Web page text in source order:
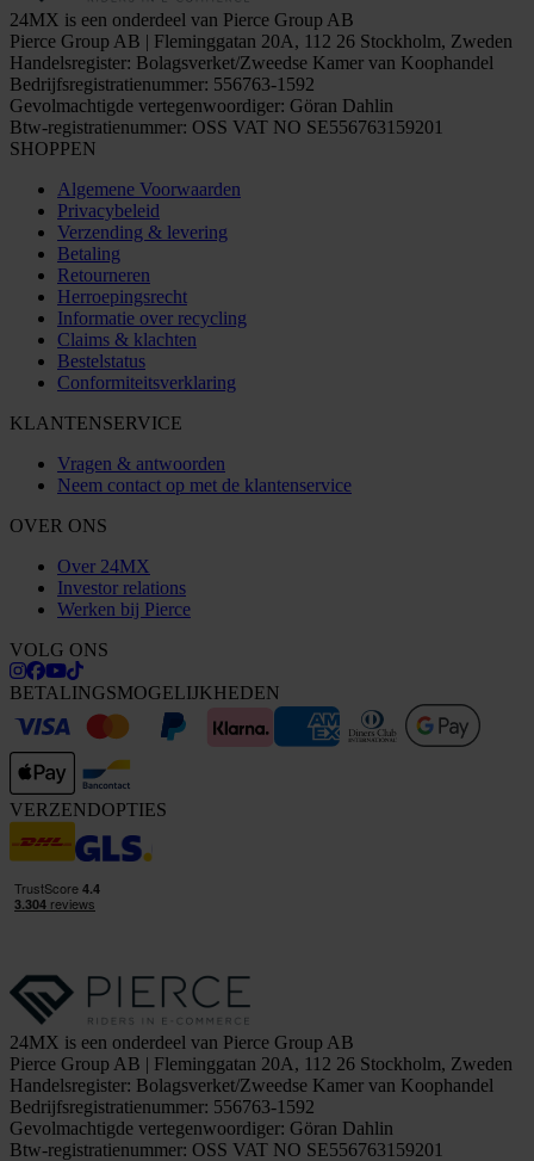
24MX is een onderdeel van Pierce Group AB
Pierce Group AB | Fleminggatan 20A, 112 26 Stockholm, Zweden
Handelsregister: Bolagsverket/Zweedse Kamer van Koophandel
Bedrijfsregistratienummer: 556763-1592
Gevolmachtigde vertegenwoordiger: Göran Dahlin
Btw-registratienummer: OSS VAT NO SE556763159201
SHOPPEN
Algemene Voorwaarden
Privacybeleid
Verzending & levering
Betaling
Retourneren
Herroepingsrecht
Informatie over recycling
Claims & klachten
Bestelstatus
Conformiteitsverklaring
KLANTENSERVICE
Vragen & antwoorden
Neem contact op met de klantenservice
OVER ONS
Over 24MX
Investor relations
Werken bij Pierce
VOLG ONS
BETALINGSMOGELIJKHEDEN
VERZENDOPTIES
24MX is een onderdeel van Pierce Group AB
Pierce Group AB | Fleminggatan 20A, 112 26 Stockholm, Zweden
Handelsregister: Bolagsverket/Zweedse Kamer van Koophandel
Bedrijfsregistratienummer: 556763-1592
Gevolmachtigde vertegenwoordiger: Göran Dahlin
Btw-registratienummer: OSS VAT NO SE556763159201